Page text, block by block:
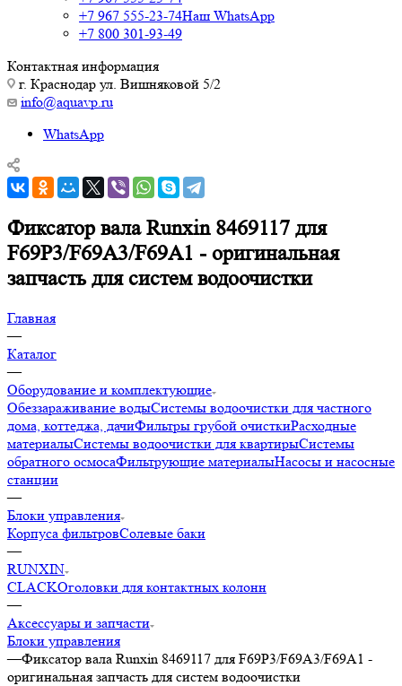
+7 967 555-23-74Наш WhatsApp
+7 800 301-93-49
Контактная информация
г. Краснодар ул. Вишняковой 5/2
info@aquavp.ru
WhatsApp
Фиксатор вала Runxin 8469117 для
F69P3/F69А3/F69А1 - оригинальная
запчасть для систем водоочистки
Главная
—
Каталог
—
Оборудование и комплектующие
Обеззараживание водыСистемы водоочистки для частного
дома, коттеджа, дачиФильтры грубой очисткиРасходные
материалыСистемы водоочистки для квартирыСистемы
обратного осмосаФильтрующие материалыНасосы и насосные
станции
—
Блоки управления
Корпуса фильтровСолевые баки
—
RUNXIN
CLACKОголовки для контактных колонн
—
Аксессуары и запчасти
Блоки управления
—Фиксатор вала Runxin 8469117 для F69P3/F69А3/F69А1 -
оригинальная запчасть для систем водоочистки